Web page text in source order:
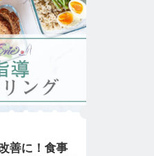
善に！食事